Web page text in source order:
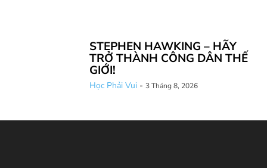
STEPHEN HAWKING – HÃY
TRỞ THÀNH CÔNG DÂN THẾ
GIỚI!
Học Phải Vui - 3 Tháng 8, 2026